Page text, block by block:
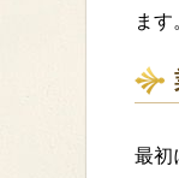
ます
最初